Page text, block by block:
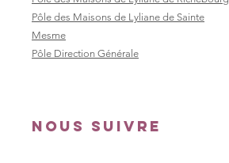
Pôle des Maisons de Lyliane de Sainte
Mesme
Pôle Direction Générale
Nous suivre